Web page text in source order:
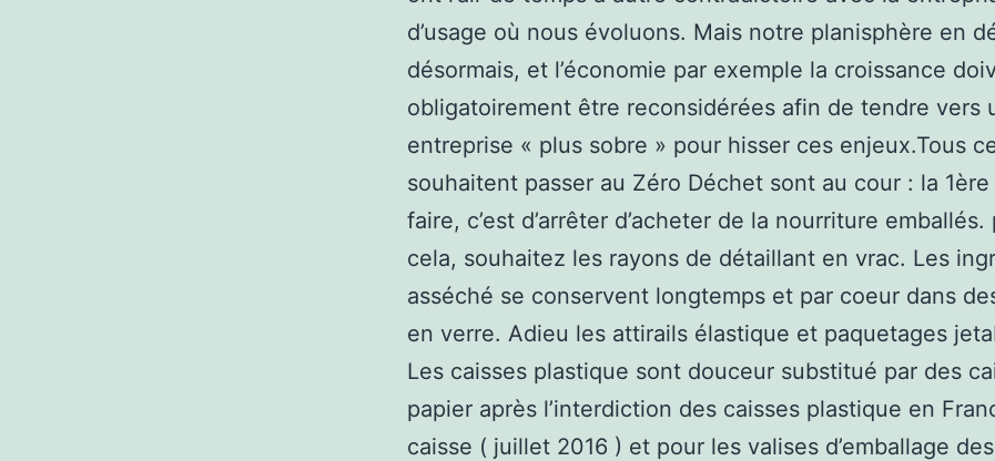
d’usage où nous évoluons. Mais notre planisphère en
désormais, et l’économie par exemple la croissance
obligatoirement être reconsidérées afin de tendre vers
entreprise « plus sobre » pour hisser ces enjeux.Tous
souhaitent passer au Zéro Déchet sont au cour : la 1ère
faire, c’est d’arrêter d’acheter de la nourriture emballés.
cela, souhaitez les rayons de détaillant en vrac. Les
asséché se conservent longtemps et par coeur dans
en verre. Adieu les attirails élastique et paquetages
Les caisses plastique sont douceur substitué par des
papier après l’interdiction des caisses plastique en
caisse ( juillet 2016 ) et pour les valises d’emballage